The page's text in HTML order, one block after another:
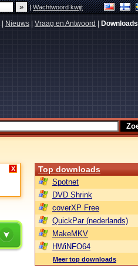
|Wachtwoord kwijt
Nieuws Vraag en Antwoord Downloads
X Top downloads
Spotnet
DVD Shrink
coverXP Free
QuickPar (nederlands)
MakeMKV
HWiNFO64
Meer top downloads